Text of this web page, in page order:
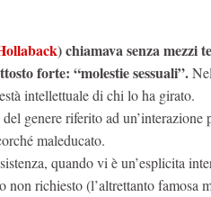
) chiamava senza mezzi
forte: “molestie sessuali”.
intellettuale di chi lo ha girato.
genere riferito ad un’interazione
maleducato.
quando vi è un’esplicita
richiesto (l’altrettanto famosa